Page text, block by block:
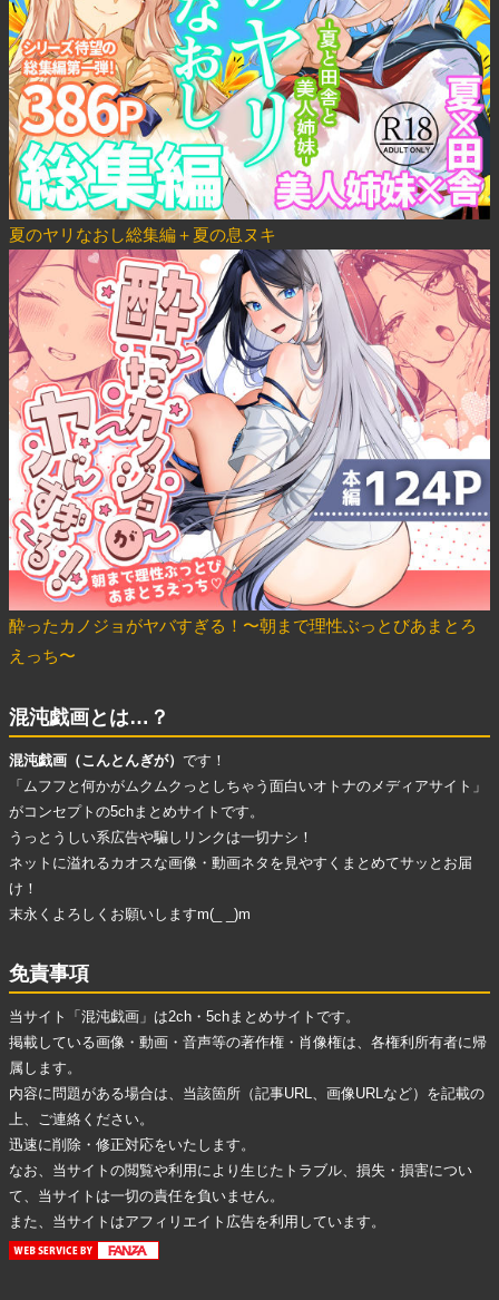
夏のヤリなおし総集編＋夏の息ヌキ
酔ったカノジョがヤバすぎる！〜朝まで理性ぶっとびあまとろ
えっち〜
混沌戯画とは…？
混沌戯画（こんとんぎが） です！
「ムフフと何かがムクムクっとしちゃう面白いオトナのメディアサイト」
がコンセプトの5chまとめサイトです。
うっとうしい系広告や騙しリンク は一切ナシ！
ネットに溢れるカオスな画像・動画ネタ を見やすくまとめてサッとお届
け！
末永くよろしくお願いしますm(_ _)m
免責事項
当サイト「混沌戯画」は2ch・5chまとめサイトです。
掲載している画像・動画・音声等の著作権・肖像権は、各権利所有者に帰
属します。
内容に問題がある場合は、当該箇所（記事URL、画像URLなど）を記載の
上、ご連絡ください。
迅速に削除・修正対応をいたします。
なお、当サイトの閲覧や利用により生じたトラブル、損失・損害につい
て、当サイトは一切の責任を負いません。
また、当サイトはアフィリエイト広告を利用しています。